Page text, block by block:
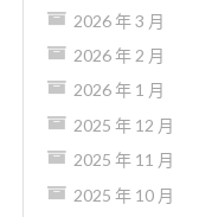
2026 年 3 月
2026 年 2 月
2026 年 1 月
2025 年 12 月
2025 年 11 月
2025 年 10 月